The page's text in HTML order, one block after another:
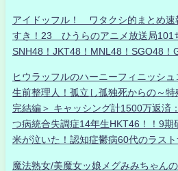
アイドッフル！ ワタクシ的まとめ
すき！23 ひうらのアニメ放送局101
SNH48！JKT48！MNL48！SGO48！
ヒウラッフルのハーニーフィニッシュ
生前整理人！孤立し孤独死からの～
完結編＞ キャッシング計1500万返済
つ病統合失調症14年生HKT46！！9期
米が泣いた！認知症鬱病60代のラス
魔法熟女/美魔女ッ娘メグみみちゃん